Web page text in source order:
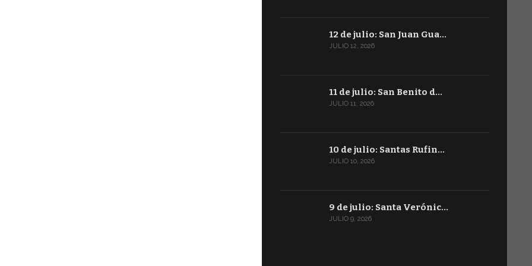
12 de julio: San Juan Gua…
JULIO 12, 2026
11 de julio: San Benito d…
JULIO 11, 2026
10 de julio: Santas Rufin…
JULIO 10, 2026
9 de julio: Santa Verónic…
JULIO 9, 2026